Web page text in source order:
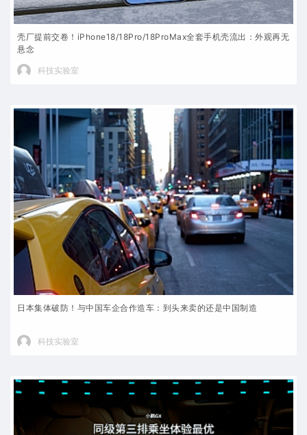
壳厂提前交卷！iPhone18/18Pro/18ProMax全套手机壳流出：外观再无
悬念
科技实验室
日本集体破防！与中国车企合作造车：到头来卖的还是中国制造
科技实验室